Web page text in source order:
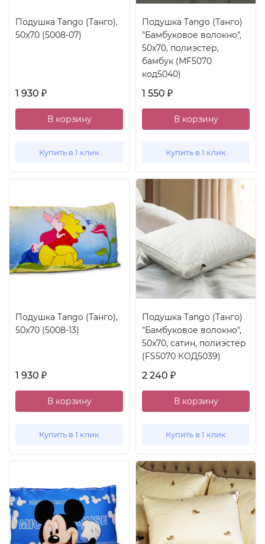
Подушка Tango (Танго),
50x70 (5008-07)
1 930 ₽
В корзину
Купить в 1 клик
Подушка Tango (Танго)
"Бамбуковое волокно",
50x70, полиэстер,
бамбук (MF5070
код5040)
1 550 ₽
В корзину
Купить в 1 клик
Подушка Tango (Танго),
50x70 (5008-13)
1 930 ₽
В корзину
Купить в 1 клик
Подушка Tango (Танго)
"Бамбуковое волокно",
50x70, сатин, полиэстер
(FS5070 КОД5039)
2 240 ₽
В корзину
Купить в 1 клик